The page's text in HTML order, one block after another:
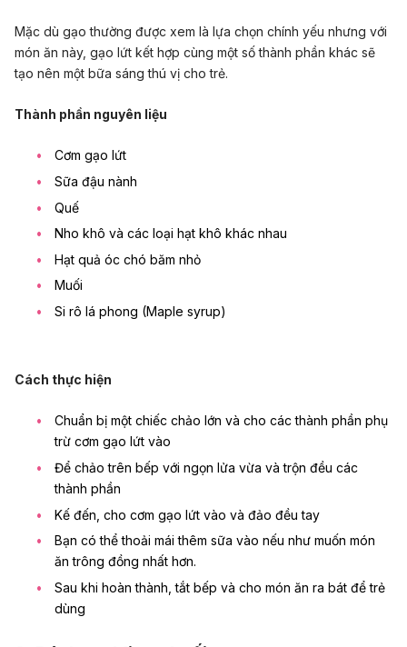
Mặc dù gạo thường được xem là lựa chọn chính yếu nhưng với
món ăn này, gạo lứt kết hợp cùng một số thành phần khác sẽ
tạo nên một bữa sáng thú vị cho trẻ.
Thành phần nguyên liệu
Cơm gạo lứt
Sữa đậu nành
Quế
Nho khô và các loại hạt khô khác nhau
Hạt quả óc chó băm nhỏ
Muối
Si rô lá phong (Maple syrup)
Cách thực hiện
Chuẩn bị một chiếc chảo lớn và cho các thành phần phụ
trừ cơm gạo lứt vào
Để chảo trên bếp với ngọn lửa vừa và trộn đều các
thành phần
Kế đến, cho cơm gạo lứt vào và đảo đều tay
Bạn có thể thoải mái thêm sữa vào nếu như muốn món
ăn trông đồng nhất hơn.
Sau khi hoàn thành, tắt bếp và cho món ăn ra bát để trẻ
dùng